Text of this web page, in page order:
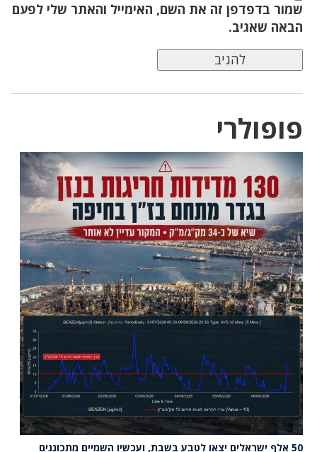
שמור בדפדפן זה את השם, האימייל והאתר שלי לפעם
הבאה שאגיב.
פופולרי
50 אלף ישראלים יצאו לטבע בשבת, ועכשיו השמיים מתכוננים